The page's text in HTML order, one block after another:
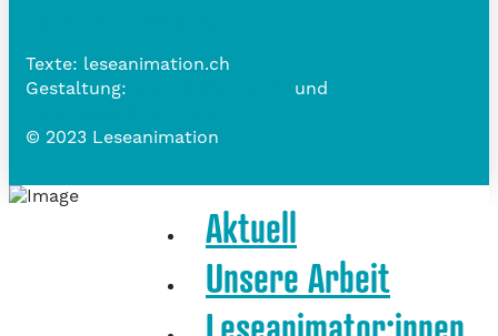
Texte: leseanimation.ch
Gestaltung:
und
© 2023 Leseanimation
Aktuell
Unsere Arbeit